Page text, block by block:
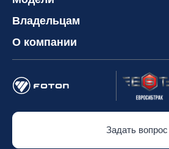
Владельцам
О компании
Задать вопрос